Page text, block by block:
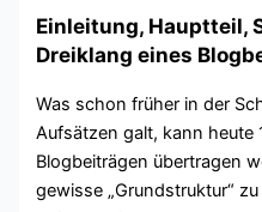
Einleitung, Hauptteil,
Dreiklang eines
Was schon früher in der
Aufsätzen galt, kann heute
Blogbeiträgen übertragen
gewisse „Grundstruktur“